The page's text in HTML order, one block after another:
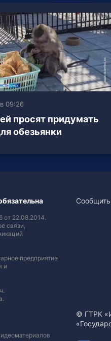
09:26
просят придумать
обезьянки
от 22.08.2014.
связи,
предприятие
и
© ГТРК